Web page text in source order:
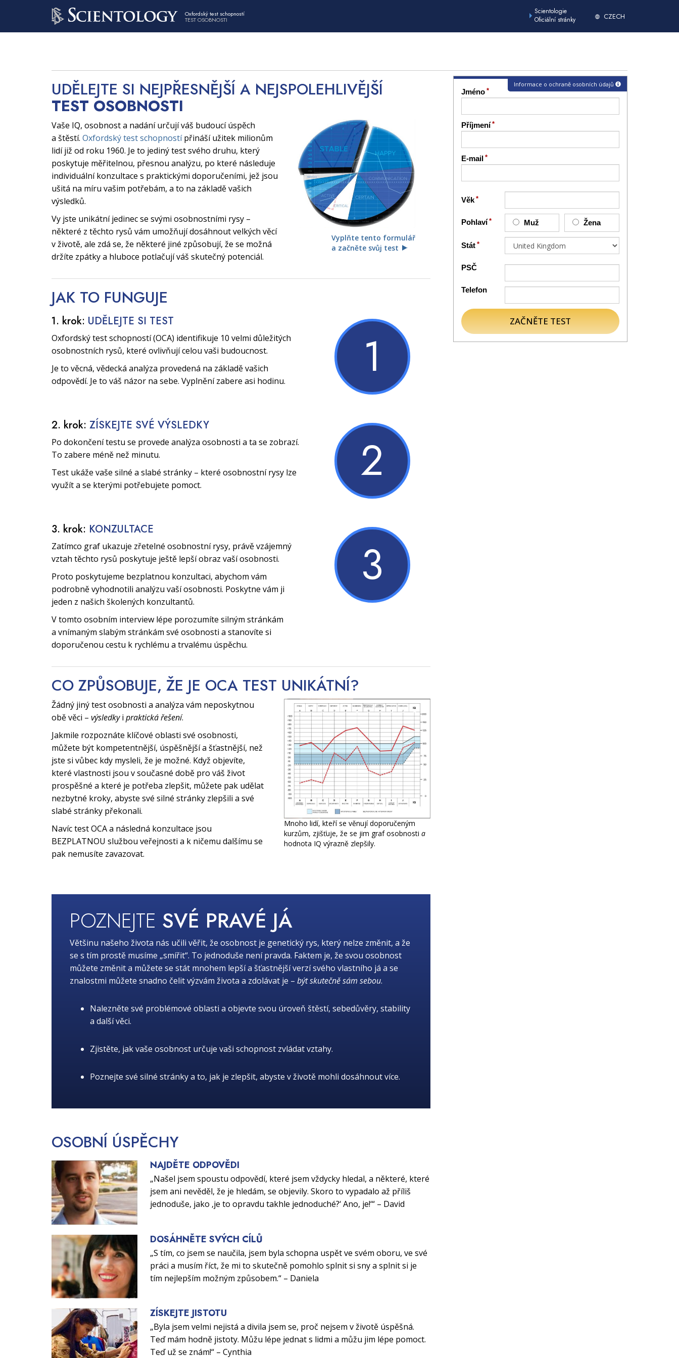
Oxfordský test schopností
TEST OSOBNOSTI
Scientologie
Oficiální stránky
CZECH
Informace o ochraně osobních údajů
Jméno
Příjmení
E-mail
Věk
Pohlaví Muž Žena
Stát
PSČ
Telefon
ZAČNĚTE TEST
UDĚLEJTE SI NEJPŘESNĚJŠÍ A NEJSPOLEHLIVĚJŠÍ
TEST OSOBNOSTI
Vyplňte tento formulář
a začněte svůj test
Vaše IQ, osobnost a nadání určují váš budoucí úspěch
a štěstí. Oxfordský test schopnostípřináší užitek milionům
lidí již od roku 1960. Je to jediný test svého druhu, který
poskytuje měřitelnou, přesnou analýzu, po které následuje
individuální konzultace s praktickými doporučeními, jež jsou
ušitá na míru vašim potřebám, a to na základě vašich
výsledků.
Vy jste unikátní jedinec se svými osobnostními rysy –
některé z těchto rysů vám umožňují dosáhnout velkých věcí
v životě, ale zdá se, že některé jiné způsobují, že se možná
držíte zpátky a hluboce potlačují váš skutečný potenciál.
JAK TO FUNGUJE
1. krok: UDĚLEJTE SI TEST
Oxfordský test schopností (OCA) identifikuje 10 velmi důležitých
osobnostních rysů, které ovlivňují celou vaši budoucnost.
Je to věcná, vědecká analýza provedená na základě vašich
odpovědí. Je to váš názor na sebe. Vyplnění zabere asi hodinu.
1
2. krok: ZÍSKEJTE SVÉ VÝSLEDKY
Po dokončení testu se provede analýza osobnosti a ta se zobrazí.
To zabere méně než minutu.
Test ukáže vaše silné a slabé stránky – které osobnostní rysy lze
využít a se kterými potřebujete pomoct.
2
3. krok: KONZULTACE
Zatímco graf ukazuje zřetelné osobnostní rysy, právě vzájemný
vztah těchto rysů poskytuje ještě lepší obraz vaší osobnosti.
Proto poskytujeme bezplatnou konzultaci, abychom vám
podrobně vyhodnotili analýzu vaší osobnosti. Poskytne vám ji
jeden z našich školených konzultantů.
V tomto osobním interview lépe porozumíte silným stránkám
a vnímaným slabým stránkám své osobnosti a stanovíte si
doporučenou cestu k rychlému a trvalému úspěchu.
3
CO ZPŮSOBUJE, ŽE JE OCA TEST UNIKÁTNÍ?
Žádný jiný test osobnosti a analýza vám neposkytnou
obě věci – výsledkyi praktická řešení.
Jakmile rozpoznáte klíčové oblasti své osobnosti,
můžete být kompetentnější, úspěšnější a šťastnější, než
jste si vůbec kdy mysleli, že je možné. Když objevíte,
které vlastnosti jsou v současné době pro váš život
prospěšné a které je potřeba zlepšit, můžete pak udělat
nezbytné kroky, abyste své silné stránky zlepšili a své
slabé stránky překonali.
Navíc test OCA a následná konzultace jsou
BEZPLATNOU službou veřejnosti a k ničemu dalšímu se
pak nemusíte zavazovat.
Mnoho lidí, kteří se věnují doporučeným
kurzům, zjišťuje, že se jim graf osobnosti a
hodnota IQ výrazně zlepšily.
POZNEJTE SVÉ PRAVÉ JÁ
Většinu našeho života nás učili věřit, že osobnost je genetický rys, který nelze změnit, a že
se s tím prostě musíme „smířit“. To jednoduše není pravda. Faktem je, že svou osobnost
můžete změnit a můžete se stát mnohem lepší a šťastnější verzí svého vlastního já a se
znalostmi můžete snadno čelit výzvám života a zdolávat je – být skutečně sám sebou.
Nalezněte své problémové oblasti a objevte svou úroveň štěstí, sebedůvěry, stability
a další věci.
Zjistěte, jak vaše osobnost určuje vaši schopnost zvládat vztahy.
Poznejte své silné stránky a to, jak je zlepšit, abyste v životě mohli dosáhnout více.
OSOBNÍ ÚSPĚCHY
NAJDĚTE ODPOVĚDI
„Našel jsem spoustu odpovědí, které jsem vždycky hledal, a některé, které
jsem ani nevěděl, že je hledám, se objevily. Skoro to vypadalo až příliš
jednoduše, jako ‚je to opravdu takhle jednoduché?‘ Ano, je!‘“ – David
DOSÁHNĚTE SVÝCH CÍLŮ
„S tím, co jsem se naučila, jsem byla schopna uspět ve svém oboru, ve své
práci a musím říct, že mi to skutečně pomohlo splnit si sny a splnit si je
tím nejlepším možným způsobem.“ – Daniela
ZÍSKEJTE JISTOTU
„Byla jsem velmi nejistá a divila jsem se, proč nejsem v životě úspěšná.
Teď mám hodně jistoty. Můžu lépe jednat s lidmi a můžu jim lépe pomoct.
Teď už se znám!“ – Cynthia